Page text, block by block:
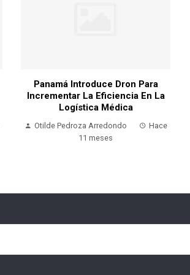
Panamá Introduce Dron Para
Incrementar La Eficiencia En La
Logística Médica
Otilde Pedroza Arredondo
Hace
11 meses